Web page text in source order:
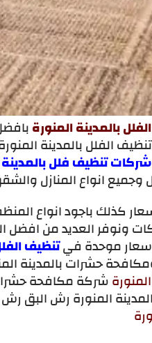
بالمدينة المنورة
الفلل بالمدينة
شركات تنظيف فلل بالمدينة
وجميع انواع المنازل
كذلك باجود انواع
ونوفر العديد من
اسعار موحدة فيتنظيف
حشرات بالمدينة
شركة مكافحة
المنورة رش البق رش